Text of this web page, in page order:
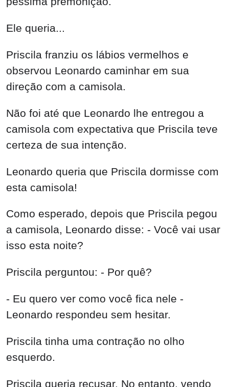
Priscila franziu os lábios vermelhos e
observou Leonardo caminhar em sua
direção com a camisola.
Não foi até que Leonardo lhe entregou a
camisola com expectativa que Priscila teve
certeza de sua intenção.
Leonardo queria que Priscila dormisse com
esta camisola!
Como esperado, depois que Priscila pegou
a camisola, Leonardo disse: - Você vai usar
isso esta noite?
Priscila perguntou: - Por quê?
- Eu quero ver como você fica nele -
Leonardo respondeu sem hesitar.
Priscila tinha uma contração no olho
esquerdo.
Priscila queria recusar. No entanto, vendo